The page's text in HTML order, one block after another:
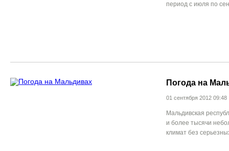
период с июля по
Погода на
01 сентября 2012 09:48
Мальдивская
и более тысячи
климат без